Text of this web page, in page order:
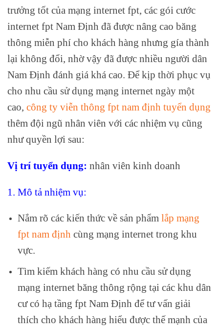
trưởng tốt của mạng internet fpt, các gói cước
internet fpt Nam Định đã được nâng cao băng
thông miễn phí cho khách hàng nhưng gía thành
lại không đổi, nhờ vậy đã được nhiều người dân
Nam Định đánh giá khá cao. Để kịp thời phục vụ
cho nhu cầu sử dụng mạng internet ngày một
cao, công ty viễn thông fpt nam định tuyển dụng
thêm đội ngũ nhân viên với các nhiệm vụ cũng
như quyền lợi sau:
Vị trí tuyển dụng: nhân viên kinh doanh
1. Mô tả nhiệm vụ:
Nắm rõ các kiến thức về sản phẩm lắp mạng
fpt nam định cùng mạng internet trong khu
vực.
Tìm kiếm khách hàng có nhu cầu sử dụng
mạng internet băng thông rộng tại các khu dân
cư có hạ tầng fpt Nam Định để tư vấn giải
thích cho khách hàng hiểu được thế mạnh của